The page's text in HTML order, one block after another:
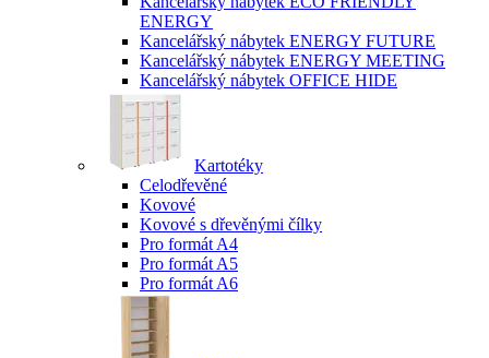
ENERGY
Kancelářský nábytek ENERGY FUTURE
Kancelářský nábytek ENERGY MEETING
Kancelářský nábytek OFFICE HIDE
Kartotéky
Celodřevěné
Kovové
Kovové s dřevěnými čílky
Pro formát A4
Pro formát A5
Pro formát A6